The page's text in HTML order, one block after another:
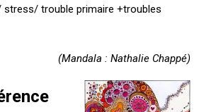
stress/ trouble primaire +troubles
(Mandala : Nathalie Chappé)